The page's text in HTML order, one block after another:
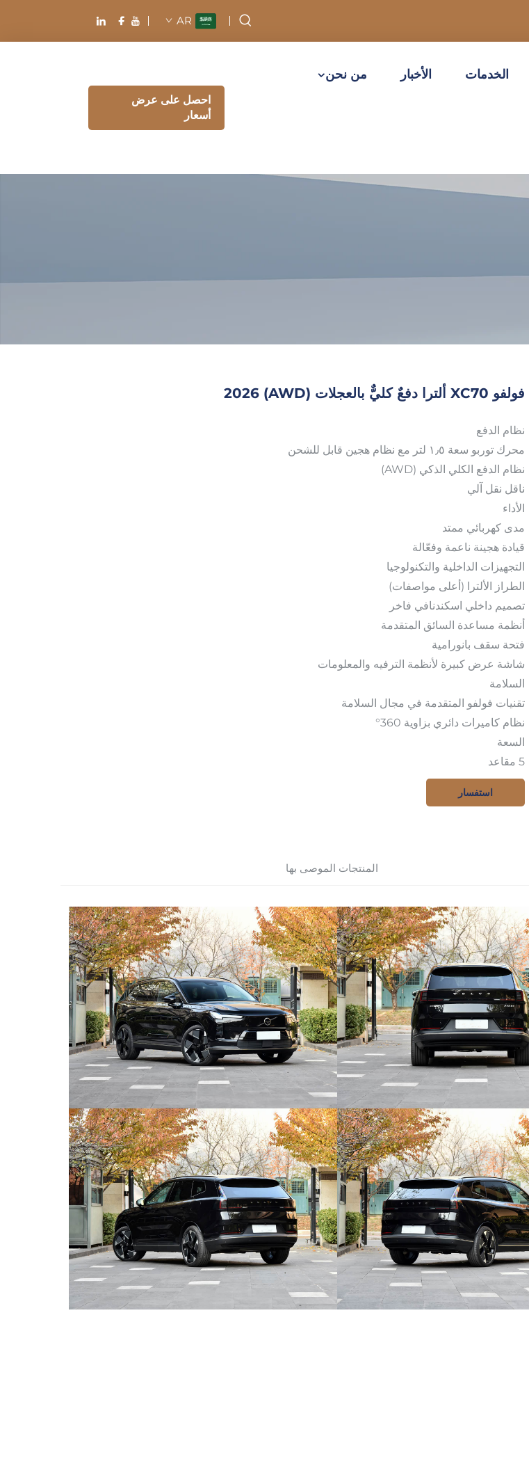
AR
الخدمات الأخبار من نحن
احصل على عرض
أسعار
فولفو XC70 ألترا دفعٌ كليٌّ بالعجلات (AWD) 2026
نظام الدفع
محرك توربو سعة ١٫٥ لتر مع نظام هجين قابل للشحن
نظام الدفع الكلي الذكي (AWD)
ناقل نقل آلي
الأداء
مدى كهربائي ممتد
قيادة هجينة ناعمة وفعّالة
التجهيزات الداخلية والتكنولوجيا
الطراز الألترا (أعلى مواصفات)
تصميم داخلي اسكندنافي فاخر
أنظمة مساعدة السائق المتقدمة
فتحة سقف بانورامية
شاشة عرض كبيرة لأنظمة الترفيه والمعلومات
السلامة
تقنيات فولفو المتقدمة في مجال السلامة
نظام كاميرات دائري بزاوية 360°
السعة
5 مقاعد
استفسار
المنتجات الموصى بها